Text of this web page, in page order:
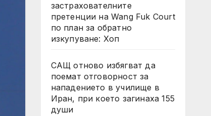
застрахователните
претенции на Wang Fuk Court
по план за обратно
изкупуване: Хоп
САЩ отново избягват да
поемат отговорност за
нападението в училище в
Иран, при което загинаха 155
души